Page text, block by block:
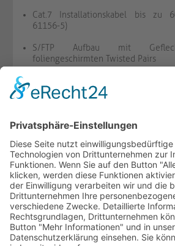
Cat.7 Installationskabel bis zu
61156-5)
S/FTP Aufbau mit
foliengeschirmten Twisted Pairs
0,26mm² je Innenleiter, AWG23
VERFÜGBAR MERKEN
- +
HOTLINE